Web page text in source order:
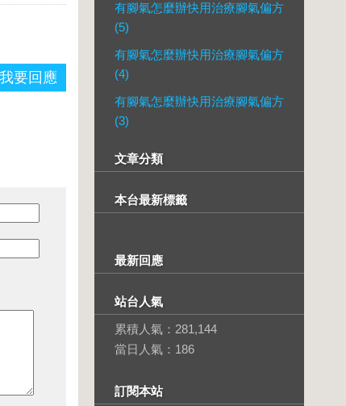
我要回應
有腳氣怎麼辦快用治療腳氣偏方
(5)
有腳氣怎麼辦快用治療腳氣偏方
(4)
有腳氣怎麼辦快用治療腳氣偏方
(3)
文章分類
本台最新標籤
最新回應
站台人氣
累積人氣： 281,144
當日人氣： 186
訂閱本站